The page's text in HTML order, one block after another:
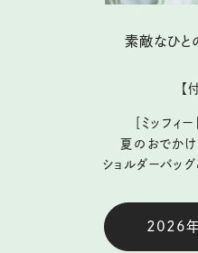
素敵なひと
【
［ミッフィ
夏のおでかけ
ショルダーバッ
2026